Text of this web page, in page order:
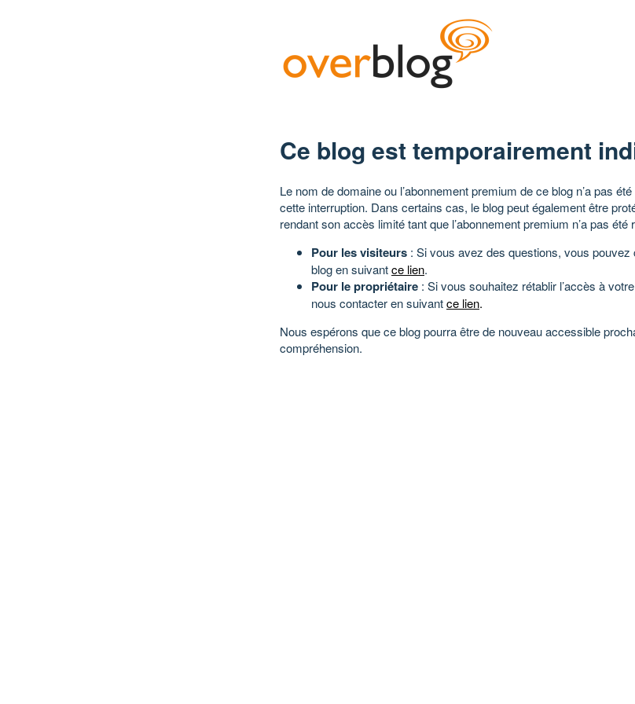
Ce blog est temporairement
Le nom de domaine ou l’abonnement premium de ce blog n’a pas
cette interruption. Dans certains cas, le blog peut également être
rendant son accès limité tant que l’abonnement premium n’a pas été
Pour les visiteurs : Si vous avez des questions, vous pouvez
blog en suivantce lien.
Pour le propriétaire : Si vous souhaitez rétablir l’accès à
nous contacter en suivantce lien.
Nous espérons que ce blog pourra être de nouveau accessible
compréhension.